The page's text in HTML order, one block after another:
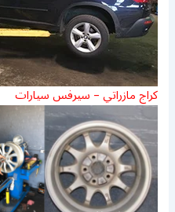
كراج مازراتي – سيرفس سيارات